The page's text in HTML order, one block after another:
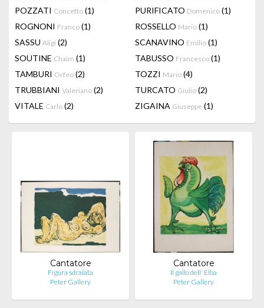
POZZATI Concetto (1) PURIFICATO Domenico (1)
ROGNONI Franco (1) ROSSELLO Mario (1)
SASSU Aligi (2) SCANAVINO Emilio (1)
SOUTINE Chaïm (1) TABUSSO Francesco (1)
TAMBURI Orfeo (2) TOZZI Mario (4)
TRUBBIANI Valeriano (2) TURCATO Giulio (2)
VITALE Carlo (2) ZIGAINA Giuseppe (1)
Cantatore
Figura sdraiata
Peter Gallery
Cantatore
Il gallo dell' Elba
Peter Gallery